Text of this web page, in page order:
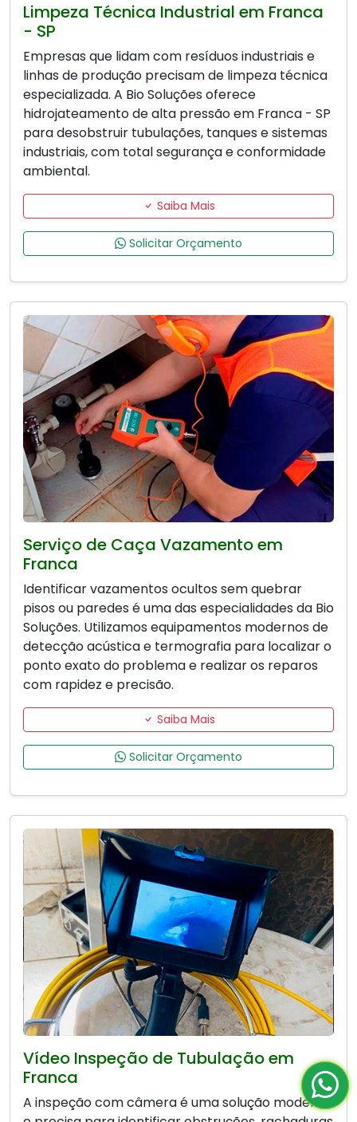
Limpeza Técnica Industrial em Franca
- SP
Empresas que lidam com resíduos industriais e
linhas de produção precisam de limpeza técnica
especializada. A Bio Soluções oferece
hidrojateamento de alta pressão em Franca - SP
para desobstruir tubulações, tanques e sistemas
industriais, com total segurança e conformidade
ambiental.
Saiba Mais
Solicitar Orçamento
Serviço de Caça Vazamento em
Franca
Identificar vazamentos ocultos sem quebrar
pisos ou paredes é uma das especialidades da Bio
Soluções. Utilizamos equipamentos modernos de
detecção acústica e termografia para localizar o
ponto exato do problema e realizar os reparos
com rapidez e precisão.
Saiba Mais
Solicitar Orçamento
Vídeo Inspeção de Tubulação em
Franca
A inspeção com câmera é uma solução moderna